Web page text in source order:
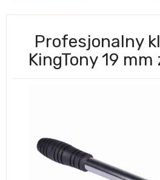
Profesjonalny
KingTony 19